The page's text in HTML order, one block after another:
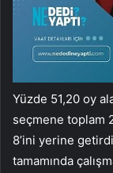
Yüzde 51,20 oy
seçmene toplam
8’ini yerine
tamamında